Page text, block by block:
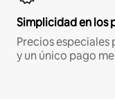
Simplicidad en los
Precios
y un único pago